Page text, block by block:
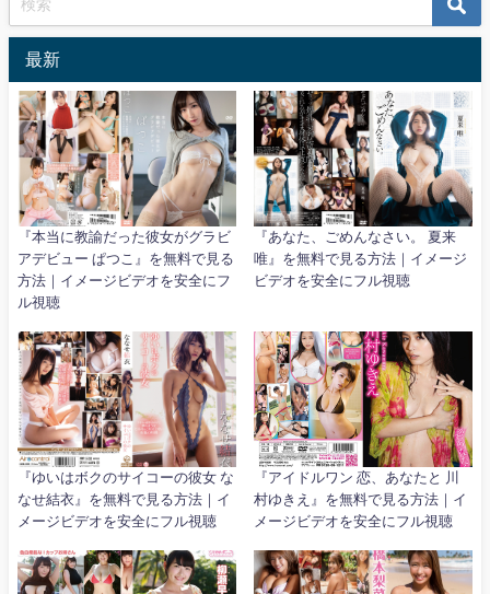
最新
『本当に教諭だった彼女がグラビ
アデビュー ぱつこ』を無料で見る
方法｜イメージビデオを安全にフ
ル視聴
『あなた、ごめんなさい。 夏来
唯』を無料で見る方法｜イメージ
ビデオを安全にフル視聴
『ゆいはボクのサイコーの彼女 な
なせ結衣』を無料で見る方法｜イ
メージビデオを安全にフル視聴
『アイドルワン 恋、あなたと 川
村ゆきえ』を無料で見る方法｜イ
メージビデオを安全にフル視聴